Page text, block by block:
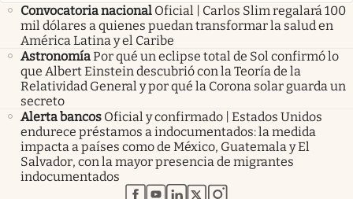
Convocatoria nacional Oficial | Carlos Slim regalará 100
mil dólares a quienes puedan transformar la salud en
América Latina y el Caribe
AstronomíaPor qué un eclipse total de Sol confirmó lo
que Albert Einstein descubrió con la Teoría de la
Relatividad General y por qué la Corona solar guarda un
secreto
Alerta bancos Oficial y confirmado | Estados Unidos
endurece préstamos a indocumentados: la medida
impacta a países como de México, Guatemala y El
Salvador, con la mayor presencia de migrantes
indocumentados
abre en nueva pestaña
abre en nueva pestaña
abre en nueva pestaña
abre en nueva pestaña
abre en nueva pestaña